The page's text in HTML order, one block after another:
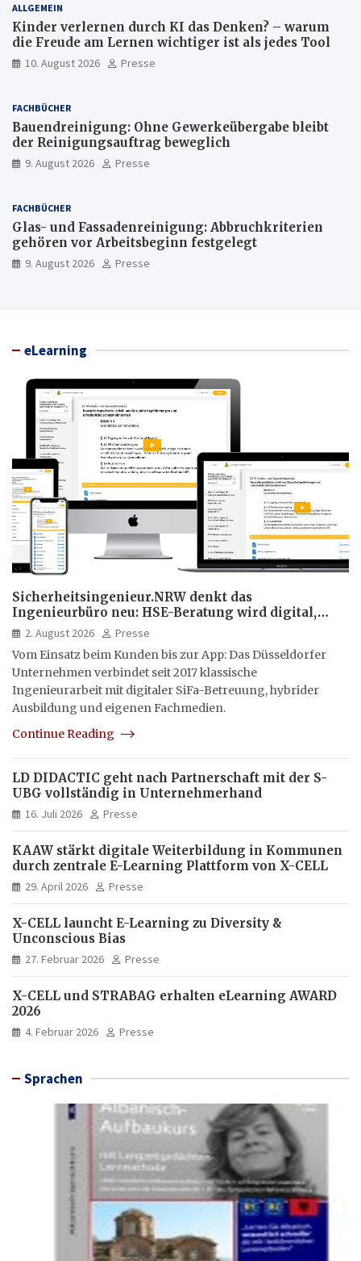
ALLGEMEIN
Kinder verlernen durch KI das Denken? – warum
die Freude am Lernen wichtiger ist als jedes Tool
10. August 2026 Presse
FACHBÜCHER
Bauendreinigung: Ohne Gewerkeübergabe bleibt
der Reinigungsauftrag beweglich
9. August 2026 Presse
FACHBÜCHER
Glas- und Fassadenreinigung: Abbruchkriterien
gehören vor Arbeitsbeginn festgelegt
9. August 2026 Presse
eLearning
Sicherheitsingenieur.NRW denkt das
Ingenieurbüro neu: HSE-Beratung wird digital,
hybrid und multimedial
2. August 2026
Presse
Vom Einsatz beim Kunden bis zur App: Das Düsseldorfer
Unternehmen verbindet seit 2017 klassische
Ingenieurarbeit mit digitaler SiFa-Betreuung, hybrider
Ausbildung und eigenen Fachmedien.
Continue Reading
LD DIDACTIC geht nach Partnerschaft mit der S-
UBG vollständig in Unternehmerhand
16. Juli 2026 Presse
KAAW stärkt digitale Weiterbildung in Kommunen
durch zentrale E-Learning Plattform von X-CELL
29. April 2026 Presse
X-CELL launcht E-Learning zu Diversity &
Unconscious Bias
27. Februar 2026 Presse
X-CELL und STRABAG erhalten eLearning AWARD
2026
4. Februar 2026 Presse
Sprachen